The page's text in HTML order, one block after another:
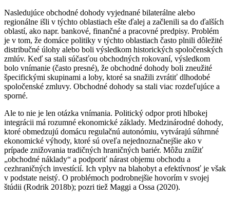
Nasledujúce obchodné dohody vyjednané bilaterálne alebo
regionálne išli v týchto oblastiach ešte ďalej a začlenili sa do ďalších
oblastí, ako napr. bankové, finančné a pracovné predpisy. Problém
je v tom, že domáce politiky v týchto oblastiach často plnili dôležité
distribučné úlohy alebo boli výsledkom historických spoločenských
zmlúv. Keď sa stali súčasťou obchodných rokovaní, výsledkom
bolo vnímanie (často presné), že obchodné dohody boli zneužité
špecifickými skupinami a loby, ktoré sa snažili zvrátiť dlhodobé
spoločenské zmluvy. Obchodné dohody sa stali viac rozdeľujúce a
sporné.
Ale to nie je len otázka vnímania. Politický odpor proti hlbokej
integrácii má rozumné ekonomické základy. Medzinárodné dohody,
ktoré obmedzujú domácu regulačnú autonómiu, vytvárajú súhrnné
ekonomické výhody, ktoré sú oveľa nejednoznačnejšie ako v
prípade znižovania tradičných hraničných bariér. Môžu znížiť
„obchodné náklady“ a podporiť nárast objemu obchodu a
cezhraničných investícií. Ich vplyv na blahobyt a efektívnosť je však
v podstate neistý. O problémoch podrobnejšie hovorím v svojej
štúdii (Rodrik 2018b); pozri tiež Maggi a Ossa (2020).